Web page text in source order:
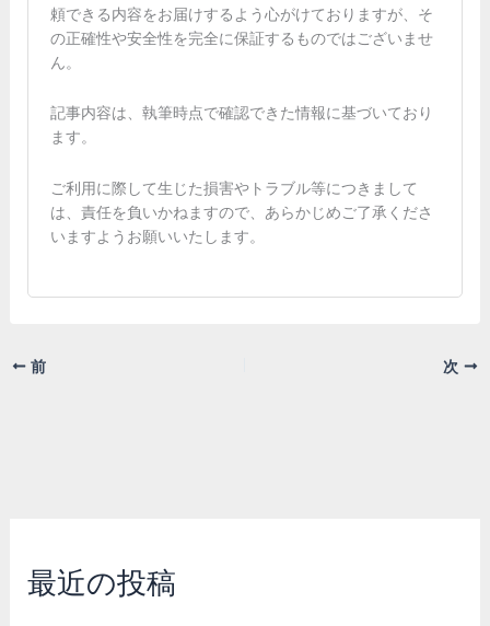
頼できる内容をお届けするよう心がけておりますが、そ
の正確性や安全性を完全に保証するものではございませ
ん。
記事内容は、執筆時点で確認できた情報に基づいており
ます。
ご利用に際して生じた損害やトラブル等につきまして
は、責任を負いかねますので、あらかじめご了承くださ
いますようお願いいたします。
前 次
最近の投稿